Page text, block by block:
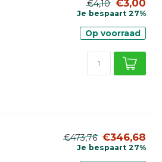
€4,10 €3,00
Je bespaart 27%
Op voorraad
€473,76 €346,68
Je bespaart 27%